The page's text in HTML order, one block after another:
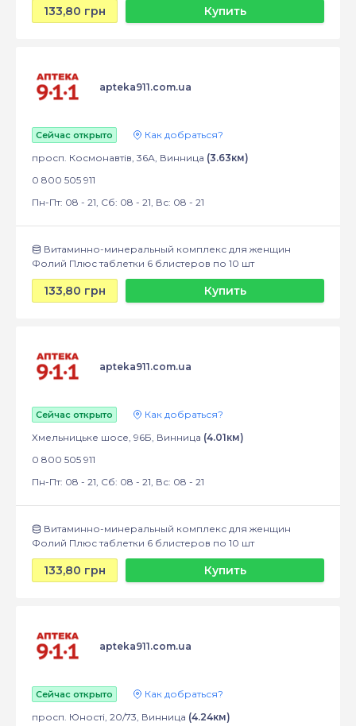
133,80 грн Купить
apteka911.com.ua
Сейчас открыто
Как добраться?
просп. Космонавтів, 36А, Винница (3.63км)
0 800 505 911
Пн-Пт: 08 - 21, Сб: 08 - 21, Вс: 08 - 21
Витаминно-минеральный комплекс для женщин
Фолий Плюс таблетки 6 блистеров по 10 шт
133,80 грн Купить
apteka911.com.ua
Сейчас открыто
Как добраться?
Хмельницьке шосе, 96Б, Винница (4.01км)
0 800 505 911
Пн-Пт: 08 - 21, Сб: 08 - 21, Вс: 08 - 21
Витаминно-минеральный комплекс для женщин
Фолий Плюс таблетки 6 блистеров по 10 шт
133,80 грн Купить
apteka911.com.ua
Сейчас открыто
Как добраться?
просп. Юності, 20/73, Винница (4.24км)